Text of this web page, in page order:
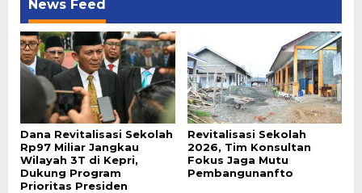
News Feed
Dana Revitalisasi Sekolah
Rp97 Miliar Jangkau
Wilayah 3T di Kepri,
Dukung Program
Prioritas Presiden
Revitalisasi Sekolah
2026, Tim Konsultan
Fokus Jaga Mutu
Pembangunanfto